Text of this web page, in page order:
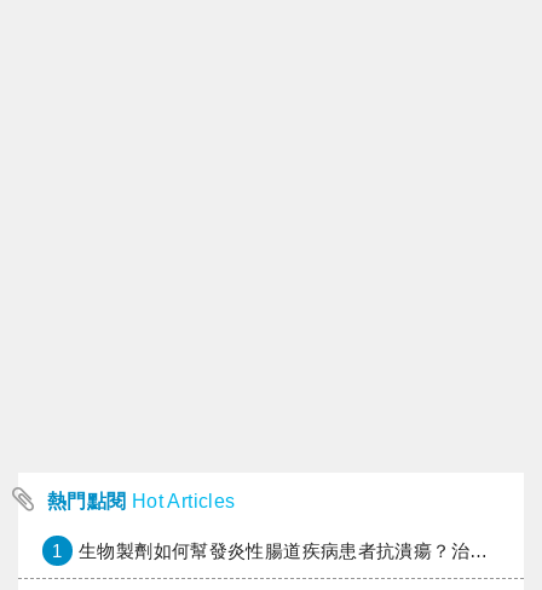
熱門點閱 Hot Articles
1 生物製劑如何幫發炎性腸道疾病患者抗潰瘍？治療進展與健保給付困境一次看